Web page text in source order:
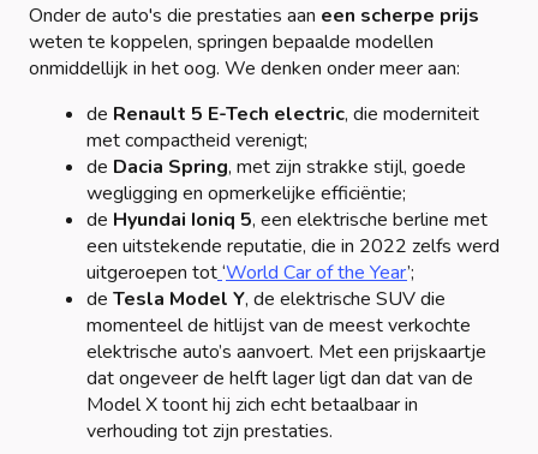
Onder de auto's die prestaties aan een scherpe prijs
weten te koppelen, springen bepaalde modellen
onmiddellijk in het oog. We denken onder meer aan:
de Renault 5 E-Tech electric, die moderniteit
met compactheid verenigt;
de Dacia Spring, met zijn strakke stijl, goede
wegligging en opmerkelijke efficiëntie;
de Hyundai Ioniq 5, een elektrische berline met
een uitstekende reputatie, die in 2022 zelfs werd
uitgeroepen tot‘World Car of the Year’;
de Tesla Model Y, de elektrische SUV die
momenteel de hitlijst van de meest verkochte
elektrische auto’s aanvoert. Met een prijskaartje
dat ongeveer de helft lager ligt dan dat van de
Model X toont hij zich echt betaalbaar in
verhouding tot zijn prestaties.